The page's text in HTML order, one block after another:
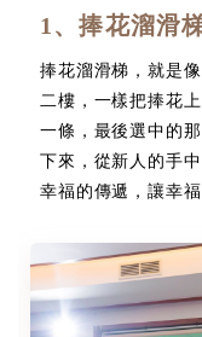
1、捧花溜滑
捧花溜滑梯，就是
二樓，一樣把捧花
一條，最後選中的
下來，從新人的手
幸福的傳遞，讓幸福